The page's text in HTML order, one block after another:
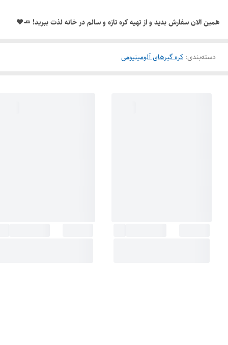
همین الان سفارش بدید و از تهیه کره تازه و سالم در خانه لذت ببرید! 🧈❤️
دسته‌بندی: کره گیرهای آلومینیومی